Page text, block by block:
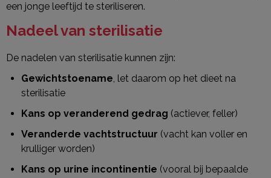
een jonge leeftijd te steriliseren.
Nadeel van sterilisatie
De nadelen van sterilisatie kunnen zijn:
Gewichtstoename, let daarom op het dieet na
sterilisatie
Kans op veranderend gedrag (actiever, feller)
Veranderde vachtstructuur (vacht kan voller en
krulliger worden)
Kans op urine incontinentie (vooral bij bepaalde